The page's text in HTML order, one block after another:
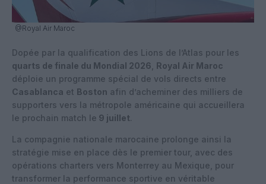
@Royal Air Maroc
Dopée par la qualification des Lions de l’Atlas pour les
quarts de finale du Mondial 2026 Royal Air Maroc
déploie un programme spécial de vols directs entre
Casablanca et Boston afin d’acheminer des milliers de
supporters vers la métropole américaine qui accueillera
le prochain match le 9 juillet.
La compagnie nationale marocaine prolonge ainsi la
stratégie mise en place dès le premier tour, avec des
opérations charters vers Monterrey au Mexique, pour
transformer la performance sportive en véritable